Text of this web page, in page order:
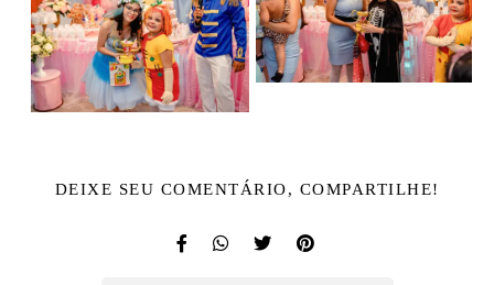
DEIXE SEU COMENTÁRIO, COMPARTILHE!